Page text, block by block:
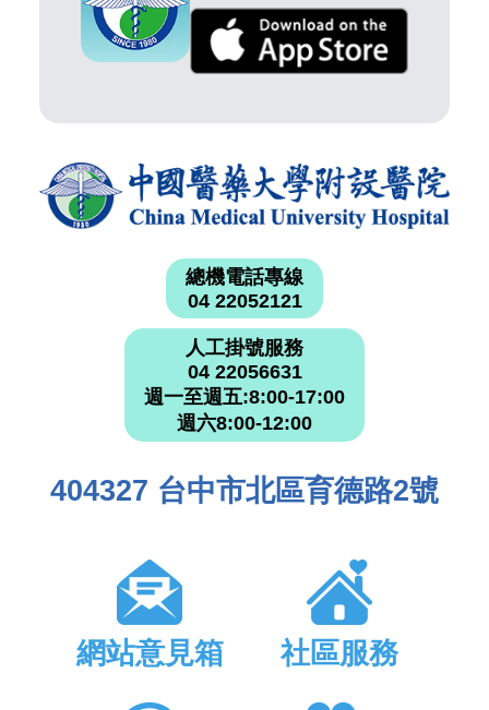
總機電話專線
04 22052121
人工掛號服務
04 22056631
週一至週五:8:00-17:00
週六8:00-12:00
404327 台中市北區育德路2號
網站意見箱 社區服務